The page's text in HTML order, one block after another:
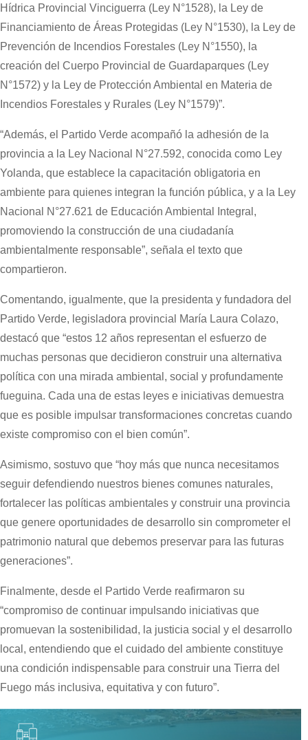
Hídrica Provincial Vinciguerra (Ley N°1528), la Ley de
Financiamiento de Áreas Protegidas (Ley N°1530), la Ley de
Prevención de Incendios Forestales (Ley N°1550), la
creación del Cuerpo Provincial de Guardaparques (Ley
N°1572) y la Ley de Protección Ambiental en Materia de
Incendios Forestales y Rurales (Ley N°1579)”.
“Además, el Partido Verde acompañó la adhesión de la
provincia a la Ley Nacional N°27.592, conocida como Ley
Yolanda, que establece la capacitación obligatoria en
ambiente para quienes integran la función pública, y a la Ley
Nacional N°27.621 de Educación Ambiental Integral,
promoviendo la construcción de una ciudadanía
ambientalmente responsable”, señala el texto que
compartieron.
Comentando, igualmente, que la presidenta y fundadora del
Partido Verde, legisladora provincial María Laura Colazo,
destacó que “estos 12 años representan el esfuerzo de
muchas personas que decidieron construir una alternativa
política con una mirada ambiental, social y profundamente
fueguina. Cada una de estas leyes e iniciativas demuestra
que es posible impulsar transformaciones concretas cuando
existe compromiso con el bien común”.
Asimismo, sostuvo que “hoy más que nunca necesitamos
seguir defendiendo nuestros bienes comunes naturales,
fortalecer las políticas ambientales y construir una provincia
que genere oportunidades de desarrollo sin comprometer el
patrimonio natural que debemos preservar para las futuras
generaciones”.
Finalmente, desde el Partido Verde reafirmaron su
“compromiso de continuar impulsando iniciativas que
promuevan la sostenibilidad, la justicia social y el desarrollo
local, entendiendo que el cuidado del ambiente constituye
una condición indispensable para construir una Tierra del
Fuego más inclusiva, equitativa y con futuro”.